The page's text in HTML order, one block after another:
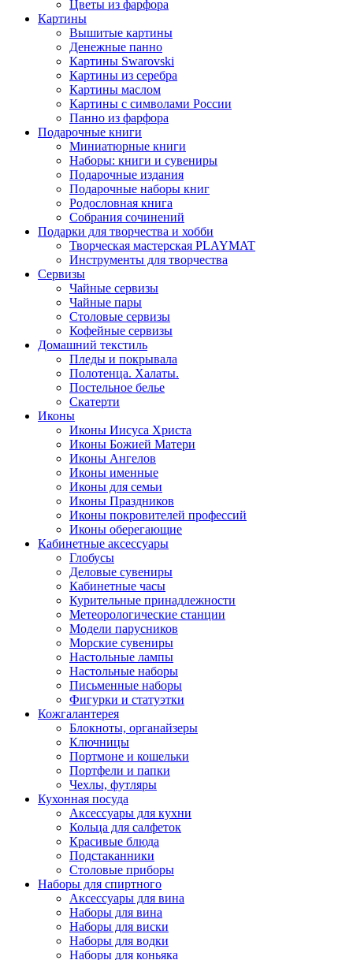
Цветы из фарфора
Картины
Вышитые картины
Денежные панно
Картины Swarovski
Картины из серебра
Картины маслом
Картины с символами России
Панно из фарфора
Подарочные книги
Миниатюрные книги
Наборы: книги и сувениры
Подарочные издания
Подарочные наборы книг
Родословная книга
Собрания сочинений
Подарки для творчества и хобби
Творческая мастерская PLAYMAT
Инструменты для творчества
Cервизы
Чайные сервизы
Чайные пары
Столовые сервизы
Кофейные сервизы
Домашний текстиль
Пледы и покрывала
Полотенца. Халаты.
Постельное белье
Скатерти
Иконы
Иконы Иисуса Христа
Иконы Божией Матери
Иконы Ангелов
Иконы именные
Иконы для семьи
Иконы Праздников
Иконы покровителей профессий
Иконы оберегающие
Кабинетные аксессуары
Глобусы
Деловые сувениры
Кабинетные часы
Курительные принадлежности
Метеорологические станции
Модели парусников
Морские сувениры
Настольные лампы
Настольные наборы
Письменные наборы
Фигурки и статуэтки
Кожгалантерея
Блокноты, органайзеры
Ключницы
Портмоне и кошельки
Портфели и папки
Чехлы, футляры
Кухонная посуда
Аксессуары для кухни
Кольца для салфеток
Красивые блюда
Подстаканники
Столовые приборы
Наборы для спиртного
Аксессуары для вина
Наборы для вина
Наборы для виски
Наборы для водки
Наборы для коньяка